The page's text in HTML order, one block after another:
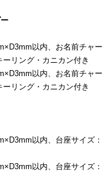
以内、 お名前チャー
リング・カニカン付き
以内、 お名前チャー
リング・カニカン付き
以内、 台座サイズ：
以内、台座サイズ：